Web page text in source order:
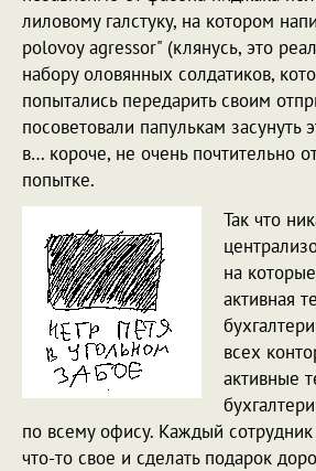
лиловому галстуку, на котором
polovoy agressor" (клянусь, это
набору оловянных солдатиков,
попытались передарить своим
посоветовали папулькам засунуть
в… короче, не очень почтительно
попытке.
Так что
на
активная
всех
активные
по всему офису. Каждый
что-то свое и сделать подарок